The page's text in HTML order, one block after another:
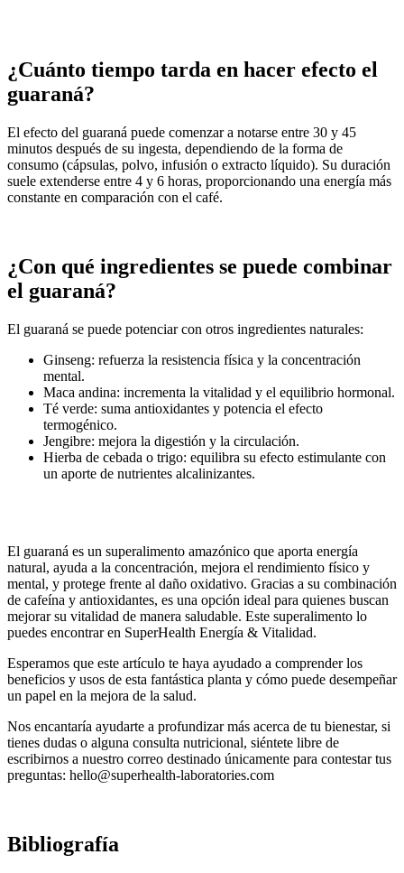
¿Cuánto tiempo tarda en hacer efecto el
guaraná?
El efecto del guaraná puede comenzar a notarse entre 30 y 45
minutos después de su ingesta, dependiendo de la forma de
consumo (cápsulas, polvo, infusión o extracto líquido). Su duración
suele extenderse entre 4 y 6 horas, proporcionando una energía más
constante en comparación con el café.
¿Con qué ingredientes se puede combinar
el guaraná?
El guaraná se puede potenciar con otros ingredientes naturales:
Ginseng: refuerza la resistencia física y la concentración
mental.
Maca andina: incrementa la vitalidad y el equilibrio hormonal.
Té verde: suma antioxidantes y potencia el efecto
termogénico.
Jengibre: mejora la digestión y la circulación.
Hierba de cebada o trigo: equilibra su efecto estimulante con
un aporte de nutrientes alcalinizantes.
El guaraná es un superalimento amazónico que aporta energía
natural, ayuda a la concentración, mejora el rendimiento físico y
mental, y protege frente al daño oxidativo. Gracias a su combinación
de cafeína y antioxidantes, es una opción ideal para quienes buscan
mejorar su vitalidad de manera saludable. Este superalimento lo
puedes encontrar en SuperHealth Energía & Vitalidad.
Esperamos que este artículo te haya ayudado a comprender los
beneficios y usos de esta fantástica planta y cómo puede desempeñar
un papel en la mejora de la salud.
Nos encantaría ayudarte a profundizar más acerca de tu bienestar, si
tienes dudas o alguna consulta nutricional, siéntete libre de
escribirnos a nuestro correo destinado únicamente para contestar tus
preguntas: hello@superhealth-laboratories.com
Bibliografía